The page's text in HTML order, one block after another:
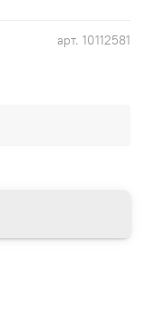
арт. 10112581